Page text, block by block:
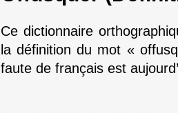
Ce dictionnaire
la définition du mot «
faute de français est